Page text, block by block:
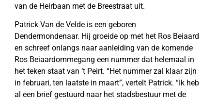
van de Heirbaan met de Breestraat uit.
Patrick Van de Velde is een geboren
Dendermondenaar. Hij groeide op met het Ros Beiaard
en schreef onlangs naar aanleiding van de komende
Ros Beiaardommegang een nummer dat helemaal in
het teken staat van ‘t Peirt. “Het nummer zal klaar zijn
in februari, ten laatste in maart”, vertelt Patrick. “Ik heb
al een brief gestuurd naar het stadsbestuur met de